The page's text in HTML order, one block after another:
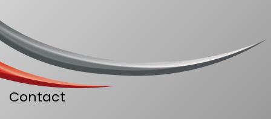
Contact